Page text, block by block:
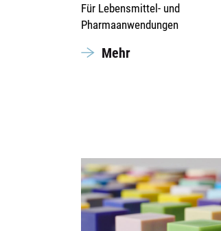
Für Lebensmittel- und
Pharmaanwendungen
Mehr